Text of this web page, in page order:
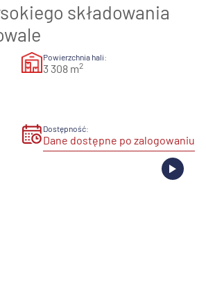
składowania
Powierzchnia hali:
3 308 m2
Dostępność:
Dane dostępne po zalogowaniu